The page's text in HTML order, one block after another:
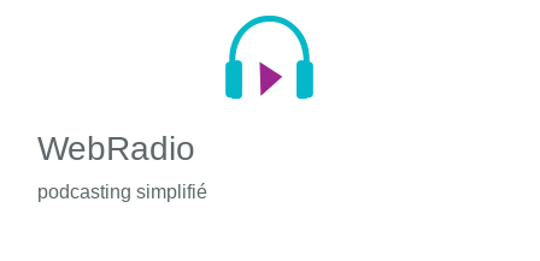
WebRadio
podcasting simplifié